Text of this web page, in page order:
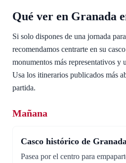
Qué ver en Granada
Si solo dispones de una jornada
recomendamos centrarte en su
monumentos más representativos y
Usa los itinerarios publicados más
partida.
Mañana
Casco histórico de
Pasea por el centro para